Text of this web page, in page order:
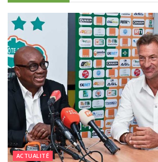
ACTUALITÉ